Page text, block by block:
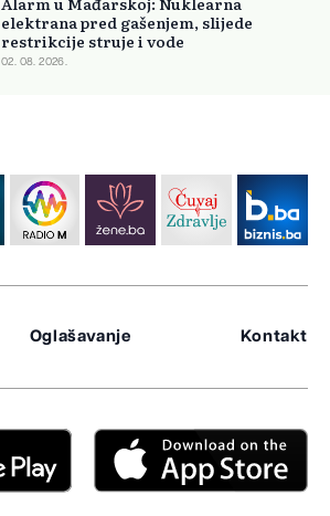
elektrana pred gašenjem, slijede
restrikcije struje i vode
02. 08. 2026.
Oglašavanje Kontakt